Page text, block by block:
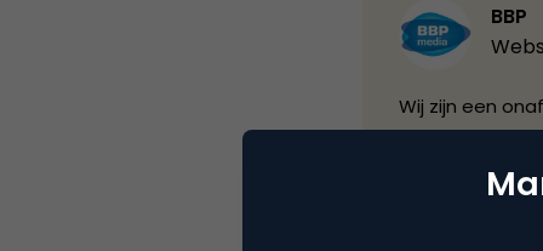
BBP
Wij zijn een
van relevante
professionals
contact
de e-